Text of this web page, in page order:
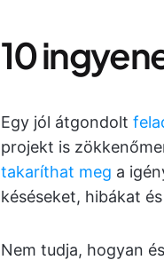
10
Egy jól átgondolt
projekt is
takaríthat meg a
késéseket, hibákat
Nem tudja, hogyan